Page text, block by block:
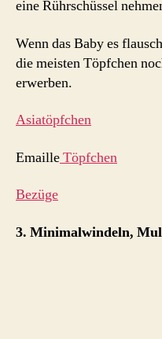
eine Rührschüssel
Wenn das Baby es
die meisten Töpfchen
erwerben.
Asiatöpfchen
EmailleTöpfchen
Bezüge
3. Minimalwindeln,